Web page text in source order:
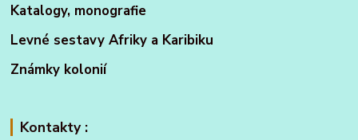
Katalogy, monografie
Levné sestavy Afriky a Karibiku
Známky kolonií
Kontakty :